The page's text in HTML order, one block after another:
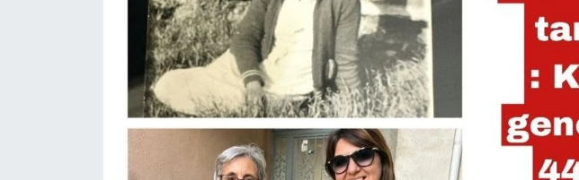
TARIM VE HAYVANCILIK
KÜLTÜR SANAT
RESMİ İLAN